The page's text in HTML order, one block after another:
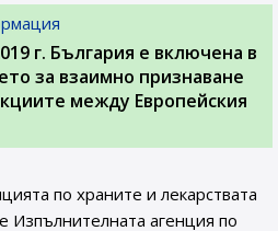
г. България е включена в
за взаимно признаване
между Европейския
по храните и лекарствата
Изпълнителната агенция по